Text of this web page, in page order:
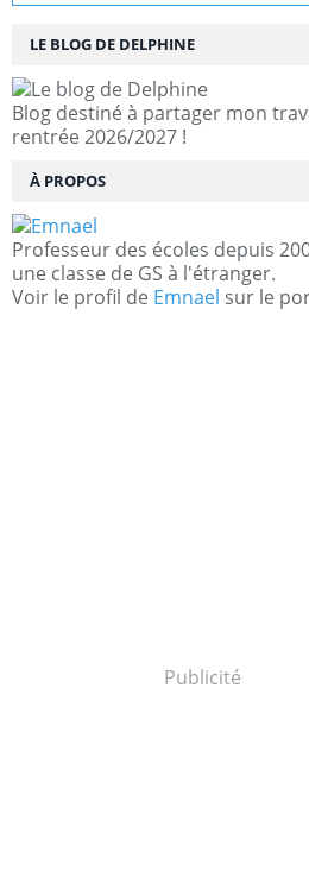
LE BLOG DE DELPHINE
Blog destiné à partager mon
rentrée 2026/2027 !
À PROPOS
Professeur des écoles depuis
une classe de GS à l'étranger.
Voir le profil de Emnael sur le
Publicité